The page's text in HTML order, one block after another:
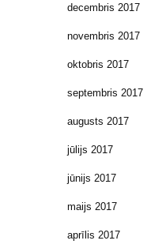
decembris 2017
novembris 2017
oktobris 2017
septembris 2017
augusts 2017
jūlijs 2017
jūnijs 2017
maijs 2017
aprīlis 2017